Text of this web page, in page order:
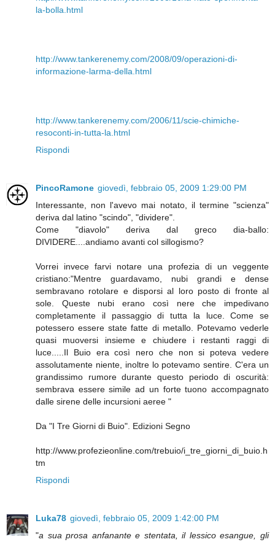
la-bolla.html
http://www.tankerenemy.com/2008/09/operazioni-di-
informazione-larma-della.html
http://www.tankerenemy.com/2006/11/scie-chimiche-
resoconti-in-tutta-la.html
Rispondi
PincoRamone giovedì, febbraio 05, 2009 1:29:00 PM
Interessante, non l'avevo mai notato, il termine "scienza"
deriva dal latino "scindo", "dividere".
Come "diavolo" deriva dal greco dia-ballo:
DIVIDERE....andiamo avanti col sillogismo?
Vorrei invece farvi notare una profezia di un veggente
cristiano:"Mentre guardavamo, nubi grandi e dense
sembravano rotolare e disporsi al loro posto di fronte al
sole. Queste nubi erano così nere che impedivano
completamente il passaggio di tutta la luce. Come se
potessero essere state fatte di metallo. Potevamo vederle
quasi muoversi insieme e chiudere i restanti raggi di
luce.....Il Buio era così nero che non si poteva vedere
assolutamente niente, inoltre lo potevamo sentire. C'era un
grandissimo rumore durante questo periodo di oscurità:
sembrava essere simile ad un forte tuono accompagnato
dalle sirene delle incursioni aeree "
Da "I Tre Giorni di Buio". Edizioni Segno
http://www.profezieonline.com/trebuio/i_tre_giorni_di_buio.h
tm
Rispondi
Luka78 giovedì, febbraio 05, 2009 1:42:00 PM
"a sua prosa anfanante e stentata, il lessico esangue, gli